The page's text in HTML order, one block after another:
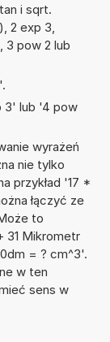
i sqrt.
2 exp 3,
3 pow 2 lub
3' lub '4 pow
wyrażeń
nie tylko
przykład '17 *
łączyć ze
to
31 Mikrometr
= ? cm^3'.
w ten
sens w